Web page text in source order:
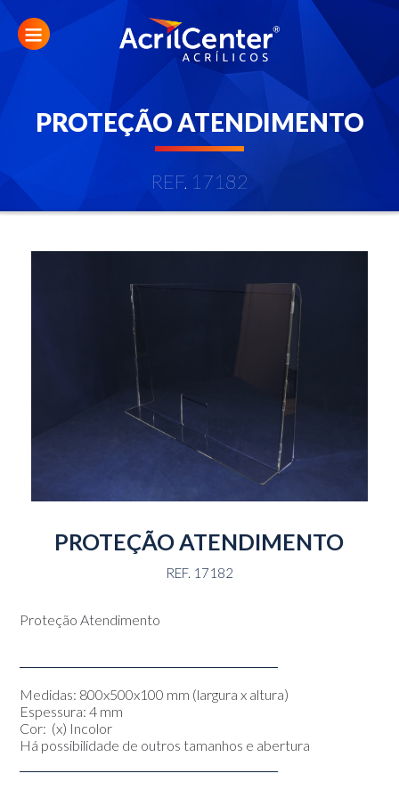
PROTEÇÃO ATENDIMENTO
REF. 17182
PROTEÇÃO ATENDIMENTO
REF. 17182
Proteção Atendimento
Medidas: 800x500x100 mm (largura x altura)
Espessura: 4 mm
Cor: (x) Incolor
Há possibilidade de outros tamanhos e abertura